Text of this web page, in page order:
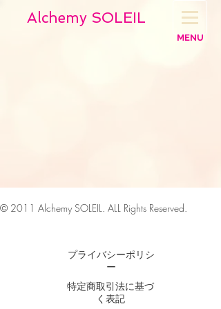
Alchemy SOLEIL
MENU
© 2011 Alchemy SOLEIL. ALL Rights Reserved.
プライバシーポリシ
ー
特定商取引法に基づ
く表記